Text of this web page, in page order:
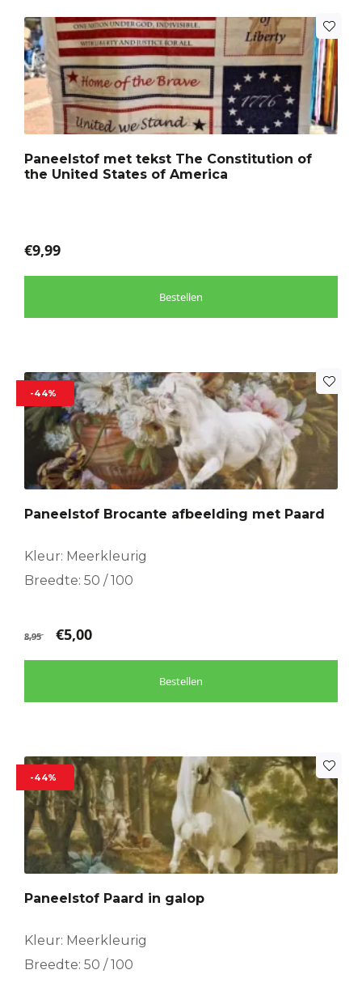
Paneelstof met tekst The Constitution of
the United States of America
€9,99
Bestellen
Dit
product
heeft
meerdere
variaties.
kan
gekozen
productpagina
-44%
Paneelstof Brocante afbeelding met Paard
Kleur: Meerkleurig
Breedte: 50 / 100
8,95 €5,00
Bestellen
-44%
Paneelstof Paard in galop
Kleur: Meerkleurig
Breedte: 50 / 100